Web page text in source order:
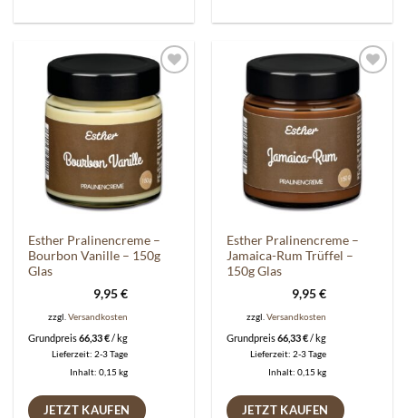
Wunschliste
Esther Pralinencreme –
Bourbon Vanille – 150g
Glas
9,95€
zzgl.Versandkosten
Grundpreis66,33€/kg
Lieferzeit:2-3 Tage
Inhalt: 0,15kg
JETZT KAUFEN
Wunschliste
Esther Pralinencreme –
Jamaica-Rum Trüffel –
150g Glas
9,95€
zzgl.Versandkosten
Grundpreis66,33€/kg
Lieferzeit:2-3 Tage
Inhalt: 0,15kg
JETZT KAUFEN